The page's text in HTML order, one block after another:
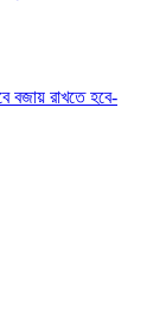
বজায় রাখতে হবে-